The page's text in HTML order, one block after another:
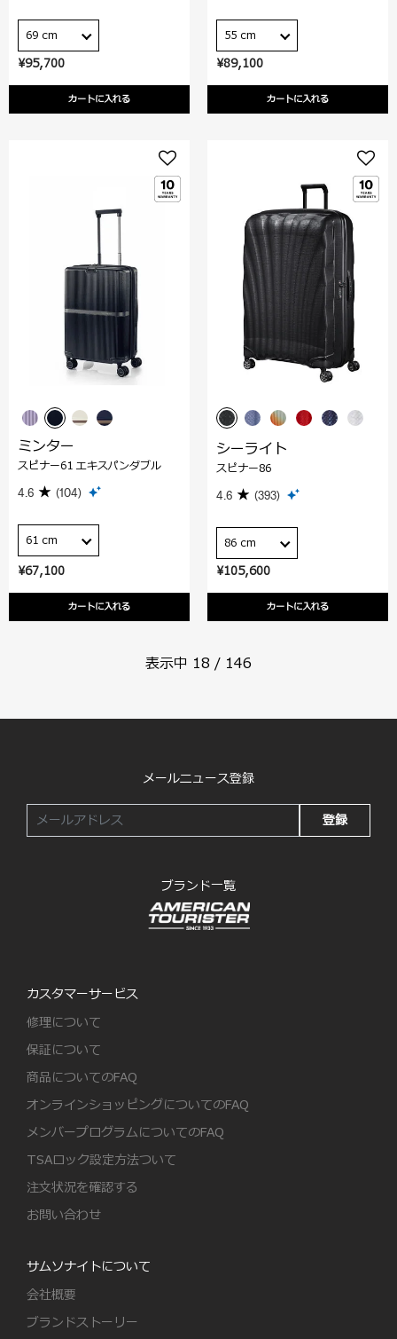
¥95,700
カートに入れる
69 cm
¥89,100
カートに入れる
55 cm
¥67,100
カートに入れる
ミンター
スピナー61 エキスパンダブル
4.6 (104)
61 cm
¥105,600
カートに入れる
シーライト
スピナー86
4.6 (393)
86 cm
表示中 18 / 146
メールニュース登録
登録
ブランド一覧
カスタマーサービス
修理について
保証について
商品についてのFAQ
オンラインショッピングについてのFAQ
メンバープログラムについてのFAQ
TSAロック設定方法ついて
注文状況を確認する
お問い合わせ
サムソナイトについて
会社概要
ブランドストーリー